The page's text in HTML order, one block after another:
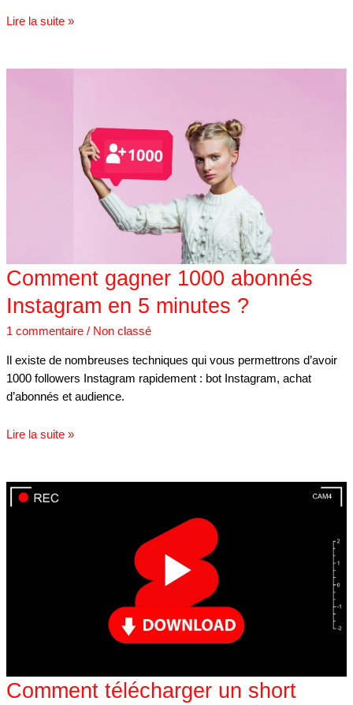
Lire la suite »
Comment gagner 1000 abonnés
Instagram en 5 minutes ?
1 commentaire / Non classé
Il existe de nombreuses techniques qui vous permettrons d’avoir
1000 followers Instagram rapidement : bot Instagram, achat
d’abonnés et audience.
Lire la suite »
Comment télécharger un short
Comment
télécharger